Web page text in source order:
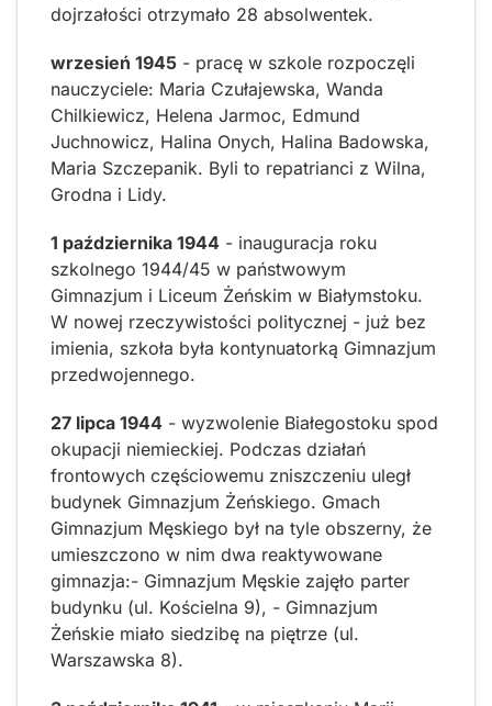
dojrzałości otrzymało 28 absolwentek.
wrzesień 1945 - pracę w szkole rozpoczęli
nauczyciele: Maria Czułajewska, Wanda
Chilkiewicz, Helena Jarmoc, Edmund
Juchnowicz, Halina Onych, Halina Badowska,
Maria Szczepanik. Byli to repatrianci z Wilna,
Grodna i Lidy.
1 października 1944 - inauguracja roku
szkolnego 1944/45 w państwowym
Gimnazjum i Liceum Żeńskim w Białymstoku.
W nowej rzeczywistości politycznej - już bez
imienia, szkoła była kontynuatorką Gimnazjum
przedwojennego.
27 lipca 1944 - wyzwolenie Białegostoku spod
okupacji niemieckiej. Podczas działań
frontowych częściowemu zniszczeniu uległ
budynek Gimnazjum Żeńskiego. Gmach
Gimnazjum Męskiego był na tyle obszerny, że
umieszczono w nim dwa reaktywowane
gimnazja:- Gimnazjum Męskie zajęło parter
budynku (ul. Kościelna 9), - Gimnazjum
Żeńskie miało siedzibę na piętrze (ul.
Warszawska 8).